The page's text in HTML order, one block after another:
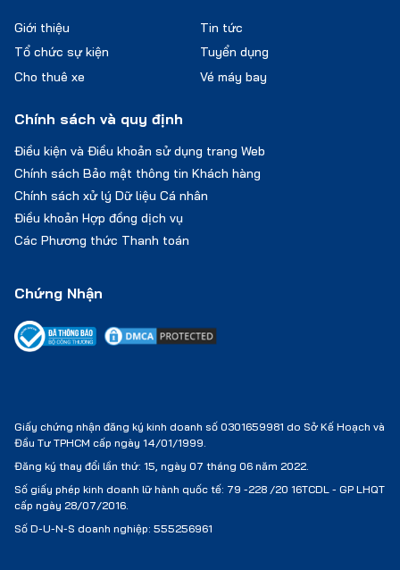
Chứng Nhận
Giấy chứng nhận đăng ký kinh doanh số 0301659981 do Sở Kế Hoạch và
Đầu Tư TPHCM cấp ngày 14/01/1999.
Đăng ký thay đổi lần thứ: 15, ngày 07 tháng 06 năm 2022.
Số giấy phép kinh doanh lữ hành quốc tế: 79 -228 /20 16TCDL - GP LHQT
cấp ngày 28/07/2016.
Số D-U-N-S doanh nghiệp: 555256961
Giới thiệu
Tổ chức sự kiện
Cho thuê xe
Vé máy bay
Tin tức
Tuyển dụng
Chính sách và quy định
Điều kiện và Điều khoản sử dụng trang Web
Chính sách Bảo mật thông tin Khách hàng
Chính sách xử lý Dữ liệu Cá nhân
Điều khoản Hợp đồng dịch vụ
Các Phương thức Thanh toán